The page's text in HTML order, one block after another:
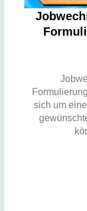
sich um